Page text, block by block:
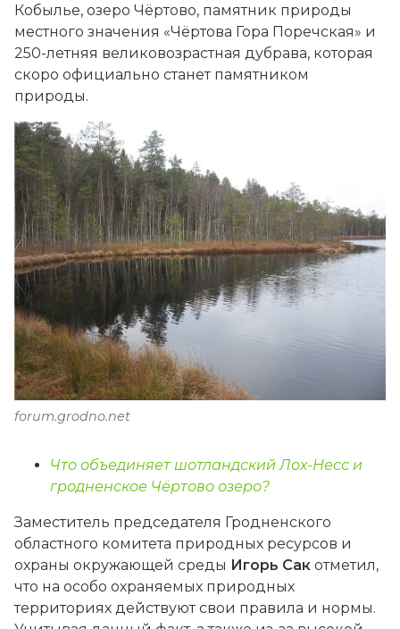
Кобылье, озеро Чёртово, памятник природы
местного значения «Чёртова Гора Поречская» и
250-летняя великовозрастная дубрава, которая
скоро официально станет памятником
природы.
forum.grodno.net
Что объединяет шотландский Лох-Несс и
гродненское Чёртово озеро?
Заместитель председателя Гродненского
областного комитета природных ресурсов и
охраны окружающей среды Игорь Сак отметил,
что на особо охраняемых природных
территориях действуют свои правила и нормы.